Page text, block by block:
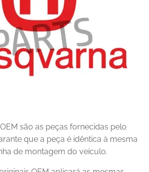
são as peças fornecidas pelo
que a peça é idêntica à mesma
de montagem do veículo.